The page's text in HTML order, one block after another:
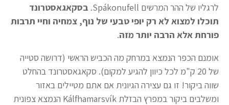
לרגליו של ההר המרשים Spákonufell.
בסקאגאסטרונד
תוכלו למצוא לא רק יופי טבעי של נוף, צמחיה וחיי תרבות
פורחת אלא הרבה יותר מזה.
אומנם הכפר הנמצא במרחק מה הכביש הראשי (דרושה סטייה
של 20 ק"מ לכל כיוון להגיע למקום). סקאגאסטרונד בהחלט
שווה ביקור! זו גם עצירה הגיונית אם אתם מטיילים באזור
ומשלבים ביקור במפרץ הבזלת Kálfhamarsvík הנמצא צפונית